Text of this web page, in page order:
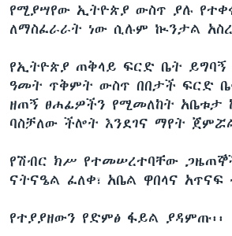
የሚያሣየው ኢትዮጵያ ውስጥ ያሉ
ለማስፈራራት ነው ሲሉም ኲንታል
የኢትዮጵያ ጠቅላይ ፍርድ ቤት
ዓመት ጥቅምት ውስጥ በበታች ፍርድ
ዘጠኝ ፀሐፊዎችን የሚመለከት አቤቱታ
ባስቻለው ችሎት እንደገና ማየት
የሽብር ክሥ የተመሠረተባቸው
ናትናዔል ፈለቀ፣ አቤል ዋበላና አጥናፍ
የተያያዘውን የድምፅ ፋይል ያዳምጡ፡፡